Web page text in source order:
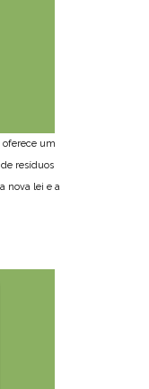
oferece um
resíduos
nova lei e a